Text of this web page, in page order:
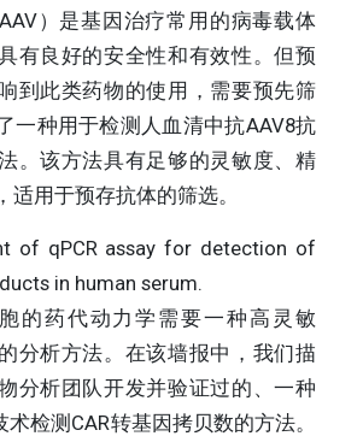
）是基因治疗常用的病毒载体
有良好的安全性和有效性。但预
到此类药物的使用，需要预先筛
一种用于检测人血清中抗AAV8抗
。该方法具有足够的灵敏度、精
适用于预存抗体的筛选。
of qPCR assay for detection of
in human serum.
的药代动力学需要一种高灵敏
分析方法。在该墙报中，我们描
分析团队开发并验证过的、一种
术检测CAR转基因拷贝数的方法。